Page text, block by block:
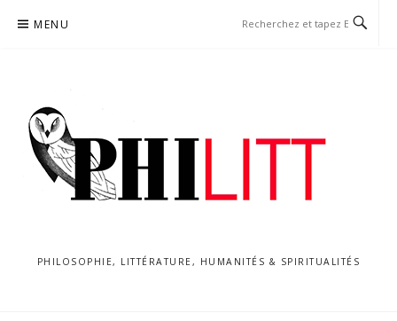
MENU
PHILOSOPHIE, LITTÉRATURE, HUMANITÉS & SPIRITUALITÉS